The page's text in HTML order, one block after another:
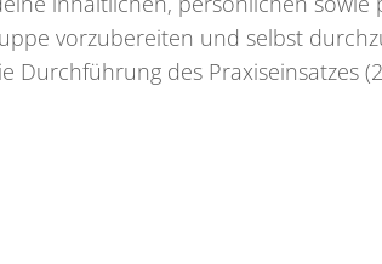
vorzubereiten und selbst
des Praxiseinsatzes